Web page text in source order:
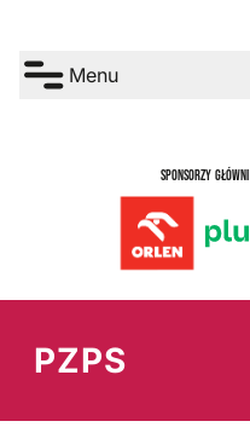
Menu
SPONSORZY GŁÓWNI
PZPS